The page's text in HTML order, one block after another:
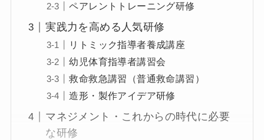
ペアレントトレーニング研修
実践力を高める人気研修
リトミック指導者養成講座
幼児体育指導者講習会
救命救急講習（普通救命講習）
造形・製作アイデア研修
マネジメント・これからの時代に必要
な研修